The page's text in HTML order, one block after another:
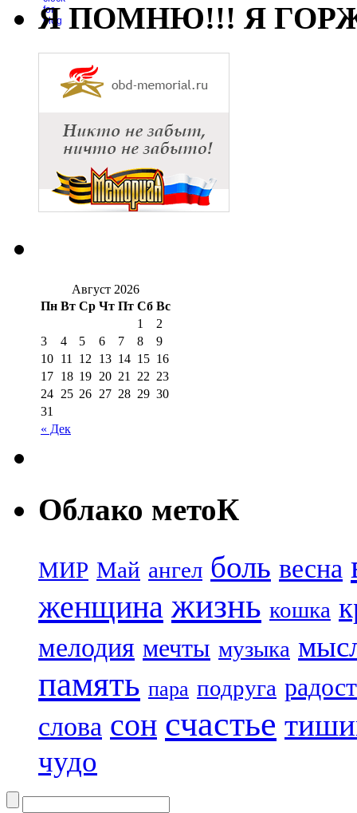
Я ПОМНЮ!!! Я
Август 2026
Пн Вт Ср Чт Пт Сб Вс
« Дек
1
2
3
4 5 6 7 8
9
10 11 12 13 14 15 16
17 18 19 20 21 22 23
24 25 26 27 28 29 30
31
Облако метоК
МИР Май ангел боль весна
женщина жизнь кошка
мелодия мечты музыка
память пара подруга
слова сон счастье
чудо